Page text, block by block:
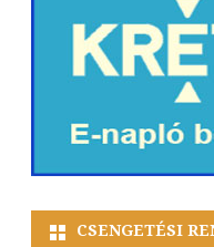
CSENGETÉSI